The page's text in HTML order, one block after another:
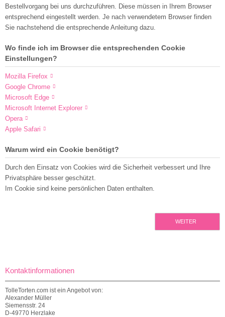
Bestellvorgang bei uns durchzuführen. Diese müssen in Ihrem Browser
entsprechend eingestellt werden. Je nach verwendetem Browser finden
Sie nachstehend die entsprechende Anleitung dazu.
Wo finde ich im Browser die entsprechenden Cookie
Einstellungen?
Mozilla Firefox
Google Chrome
Microsoft Edge
Microsoft Internet Explorer
Opera
Apple Safari
Warum wird ein Cookie benötigt?
Durch den Einsatz von Cookies wird die Sicherheit verbessert und Ihre
Privatsphäre besser geschützt.
Im Cookie sind keine persönlichen Daten enthalten.
WEITER
Kontaktinformationen
TolleTorten.com ist ein Angebot von:
Alexander Müller
Siemensstr. 24
D-49770 Herzlake